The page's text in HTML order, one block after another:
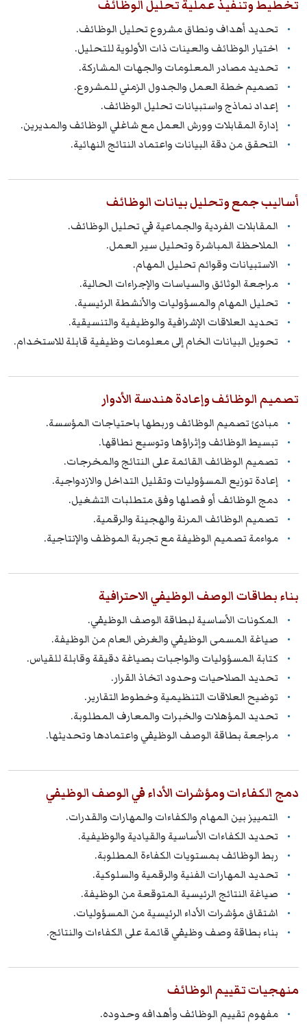
تخطيط وتنفيذ عملية تحليل الوظائف
تحديد أهداف ونطاق مشروع تحليل الوظائف.
اختيار الوظائف والعينات ذات الأولوية للتحليل.
تحديد مصادر المعلومات والجهات المشاركة.
تصميم خطة العمل والجدول الزمني للمشروع.
إعداد نماذج واستبيانات تحليل الوظائف.
إدارة المقابلات وورش العمل مع شاغلي الوظائف والمديرين.
التحقق من دقة البيانات واعتماد النتائج النهائية.
أساليب جمع وتحليل بيانات الوظائف
المقابلات الفردية والجماعية في تحليل الوظائف.
الملاحظة المباشرة وتحليل سير العمل.
الاستبيانات وقوائم تحليل المهام.
مراجعة الوثائق والسياسات والإجراءات الحالية.
تحليل المهام والمسؤوليات والأنشطة الرئيسية.
تحديد العلاقات الإشرافية والوظيفية والتنسيقية.
تحويل البيانات الخام إلى معلومات وظيفية قابلة للاستخدام.
تصميم الوظائف وإعادة هندسة الأدوار
مبادئ تصميم الوظائف وربطها باحتياجات المؤسسة.
تبسيط الوظائف وإثراؤها وتوسيع نطاقها.
تصميم الوظائف القائمة على النتائج والمخرجات.
إعادة توزيع المسؤوليات وتقليل التداخل والازدواجية.
دمج الوظائف أو فصلها وفق متطلبات التشغيل.
تصميم الوظائف المرنة والهجينة والرقمية.
مواءمة تصميم الوظيفة مع تجربة الموظف والإنتاجية.
بناء بطاقات الوصف الوظيفي الاحترافية
المكونات الأساسية لبطاقة الوصف الوظيفي.
صياغة المسمى الوظيفي والغرض العام من الوظيفة.
كتابة المسؤوليات والواجبات بصياغة دقيقة وقابلة للقياس.
تحديد الصلاحيات وحدود اتخاذ القرار.
توضيح العلاقات التنظيمية وخطوط التقارير.
تحديد المؤهلات والخبرات والمعارف المطلوبة.
مراجعة بطاقة الوصف الوظيفي واعتمادها وتحديثها.
دمج الكفاءات ومؤشرات الأداء في الوصف الوظيفي
التمييز بين المهام والكفاءات والمهارات والقدرات.
تحديد الكفاءات الأساسية والقيادية والوظيفية.
ربط الوظائف بمستويات الكفاءة المطلوبة.
تحديد المهارات الفنية والرقمية والسلوكية.
صياغة النتائج الرئيسية المتوقعة من الوظيفة.
اشتقاق مؤشرات الأداء الرئيسية من المسؤوليات.
بناء بطاقة وصف وظيفي قائمة على الكفاءات والنتائج.
منهجيات تقييم الوظائف
مفهوم تقييم الوظائف وأهدافه وحدوده.